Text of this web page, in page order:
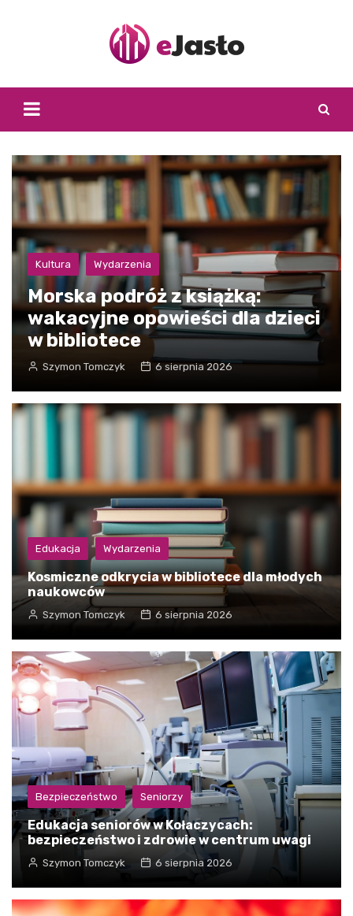
Kultura Wydarzenia
Morska podróż z książką:
wakacyjne opowieści dla dzieci
w bibliotece
Szymon Tomczyk 6 sierpnia 2026
Edukacja Wydarzenia
Kosmiczne odkrycia w bibliotece dla młodych
naukowców
Szymon Tomczyk 6 sierpnia 2026
Bezpieczeństwo Seniorzy
Edukacja seniorów w Kołaczycach:
bezpieczeństwo i zdrowie w centrum uwagi
Szymon Tomczyk 6 sierpnia 2026